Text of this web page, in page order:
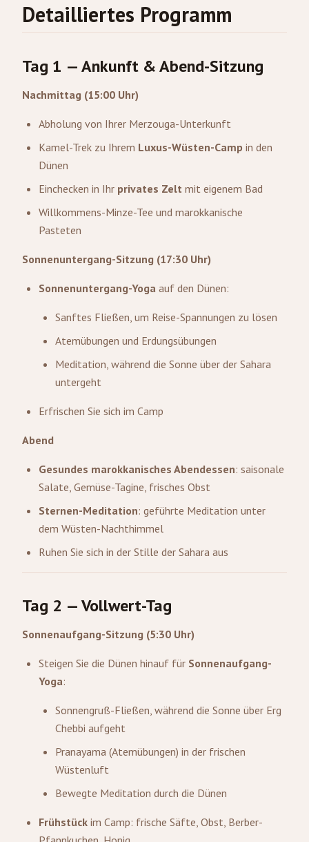
Detailliertes Programm
Tag 1 — Ankunft & Abend-Sitzung
Nachmittag (15:00 Uhr)
Abholung von Ihrer Merzouga-Unterkunft
Kamel-Trek zu Ihrem Luxus-Wüsten-Camp in den
Dünen
Einchecken in Ihr privates Zelt mit eigenem Bad
Willkommens-Minze-Tee und marokkanische
Pasteten
Sonnenuntergang-Sitzung (17:30 Uhr)
Sonnenuntergang-Yoga auf den Dünen:
Sanftes Fließen, um Reise-Spannungen zu lösen
Atemübungen und Erdungsübungen
Meditation, während die Sonne über der Sahara
untergeht
Erfrischen Sie sich im Camp
Abend
Gesundes marokkanisches Abendessen: saisonale
Salate, Gemüse-Tagine, frisches Obst
Sternen-Meditation: geführte Meditation unter
dem Wüsten-Nachthimmel
Ruhen Sie sich in der Stille der Sahara aus
Tag 2 — Vollwert-Tag
Sonnenaufgang-Sitzung (5:30 Uhr)
Steigen Sie die Dünen hinauf für Sonnenaufgang-
Yoga:
Sonnengruß-Fließen, während die Sonne über Erg
Chebbi aufgeht
Pranayama (Atemübungen) in der frischen
Wüstenluft
Bewegte Meditation durch die Dünen
Frühstück im Camp: frische Säfte, Obst, Berber-